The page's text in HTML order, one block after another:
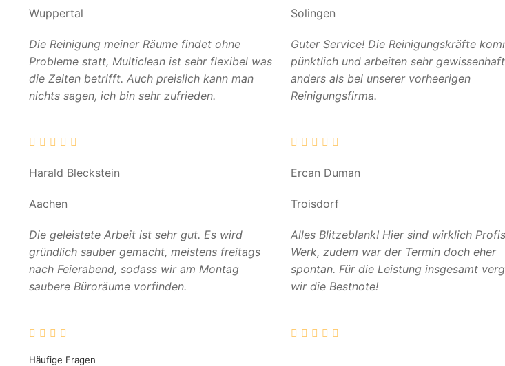
Wuppertal
Die Reinigung meiner Räume findet ohne
Probleme statt, Multiclean ist sehr flexibel was
die Zeiten betrifft. Auch preislich kann man
nichts sagen, ich bin sehr zufrieden.
Solingen
Guter Service! Die Reinigungskräfte
pünktlich und arbeiten sehr
anders als bei unserer vorheerigen
Reinigungsfirma.
Harald Bleckstein
Aachen
Die geleistete Arbeit ist sehr gut. Es wird
gründlich sauber gemacht, meistens freitags
nach Feierabend, sodass wir am Montag
saubere Büroräume vorfinden.
Ercan Duman
Troisdorf
Alles Blitzeblank! Hier sind wirklich
Werk, zudem war der Termin doch eher
spontan. Für die Leistung insgesamt
wir die Bestnote!
Häufige Fragen